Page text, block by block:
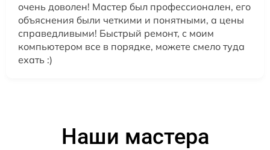
очень доволен! Мастер был профессионален, его
объяснения были четкими и понятными, а цены
справедливыми! Быстрый ремонт, с моим
компьютером все в порядке, можете смело туда
ехать :)
Наши мастера